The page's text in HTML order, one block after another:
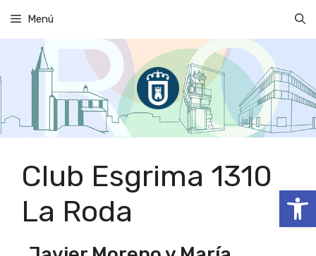
Abrir
contenido
Menú
Club Esgrima 1310
La Roda